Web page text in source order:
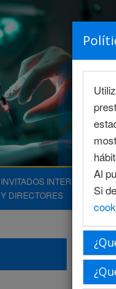
Al
Si
INVITADOS
Y DIRECTORES